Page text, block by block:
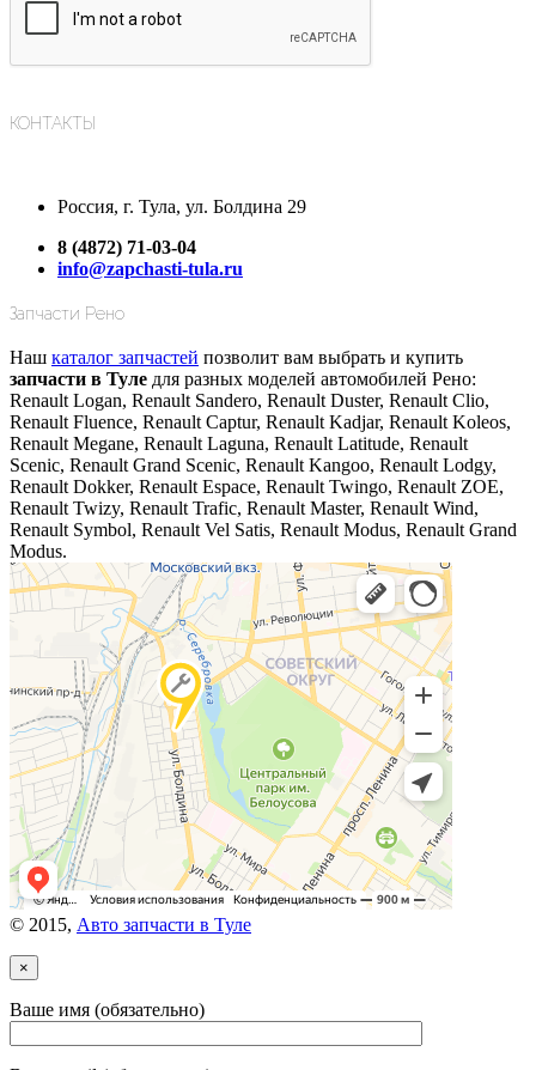
КОНТАКТЫ
Россия, г. Тула, ул. Болдина 29
8 (4872) 71-03-04
info@zapchasti-tula.ru
Запчасти Рено
Наш каталог запчастей позволит вам выбрать и купить
запчасти в Туле для разных моделей автомобилей Рено:
Renault Logan, Renault Sandero, Renault Duster, Renault Clio,
Renault Fluence, Renault Captur, Renault Kadjar, Renault Koleos,
Renault Megane, Renault Laguna, Renault Latitude, Renault
Scenic, Renault Grand Scenic, Renault Kangoo, Renault Lodgy,
Renault Dokker, Renault Espace, Renault Twingo, Renault ZOE,
Renault Twizy, Renault Trafic, Renault Master, Renault Wind,
Renault Symbol, Renault Vel Satis, Renault Modus, Renault Grand
Modus.
© 2015, Авто запчасти в Туле
×
Ваше имя (обязательно)